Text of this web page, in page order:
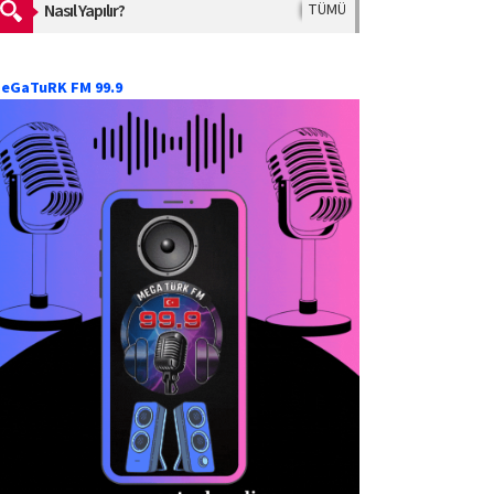
Nasıl Yapılır? TÜMÜ
FM 99.9